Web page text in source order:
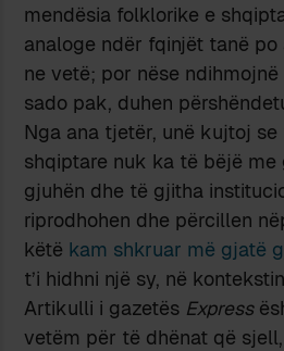
mendësia folklorike e
analoge ndër fqinjët tanë po
ne vetë; por nëse
sado pak, duhen
Nga ana tjetër, unë kujtoj
shqiptare nuk ka të bëjë me
gjuhën dhe të gjitha
riprodhohen dhe përcillen
këtë kam shkruar më gjatë
t’i hidhni një sy, në
Artikulli i gazetës Express
vetëm për të dhënat që